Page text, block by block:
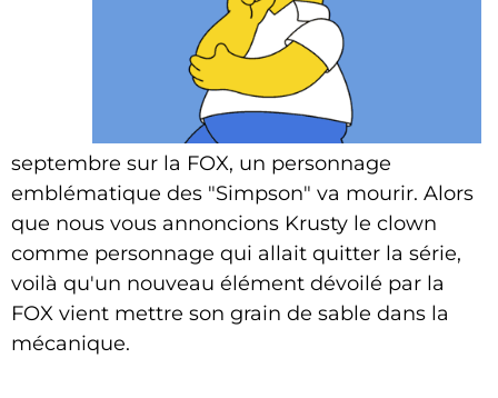
septembre sur la FOX, un personnage
emblématique des "Simpson" va mourir. Alors
que nous vous annoncions Krusty le clown
comme personnage qui allait quitter la série,
voilà qu'un nouveau élément dévoilé par la
FOX vient mettre son grain de sable dans la
mécanique.